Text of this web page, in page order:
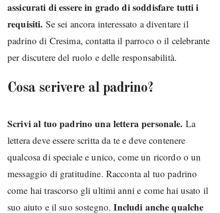
assicurati di essere in grado di soddisfare tutti i
requisiti. Se sei ancora interessato a diventare il
padrino di Cresima, contatta il parroco o il celebrante
per discutere del ruolo e delle responsabilità.
Cosa scrivere al padrino?
Scrivi al tuo padrino una lettera personale. La
lettera deve essere scritta da te e deve contenere
qualcosa di speciale e unico, come un ricordo o un
messaggio di gratitudine. Racconta al tuo padrino
come hai trascorso gli ultimi anni e come hai usato il
suo aiuto e il suo sostegno.Includi anche qualche